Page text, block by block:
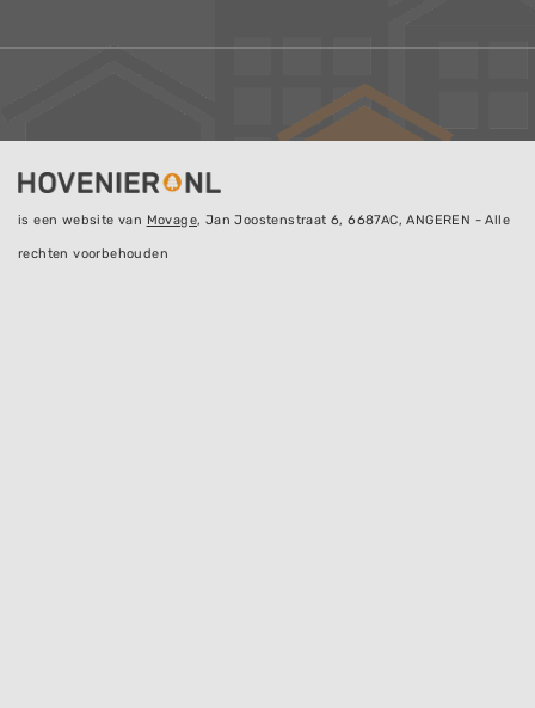
is een website van Movage, Jan Joostenstraat 6, 6687AC, ANGEREN - Alle
rechten voorbehouden